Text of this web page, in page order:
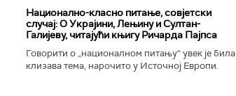
Национално-класнo питање, совјетски
случај: О Украјини, Лењину и Султан-
Галијеву, читајући књигу Ричарда Пајпса
Говорити о „националном питању“ увек је била
клизава тема, нарочито у Источној Европи.